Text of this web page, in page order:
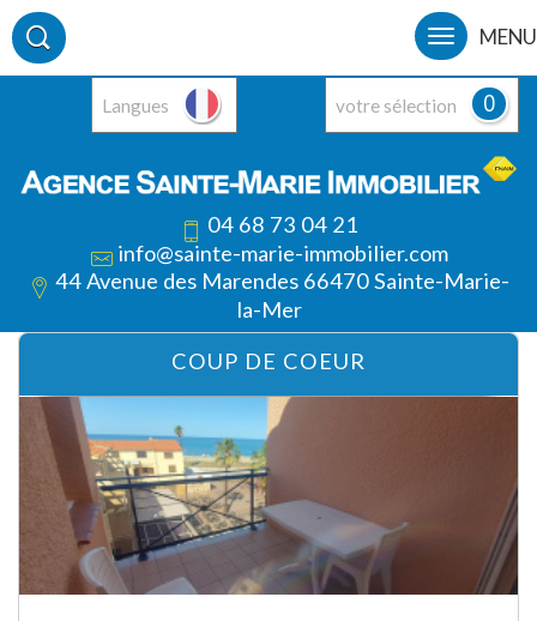
Langues votre sélection 0
04 68 73 04 21
info@sainte-marie-immobilier.com
44 Avenue des Marendes 66470 Sainte-Marie-
la-Mer
MENU
COUP DE COEUR